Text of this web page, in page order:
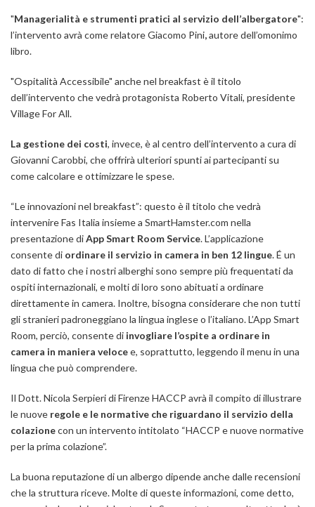
"Managerialità e strumenti pratici al servizio dell’albergatore":
l’intervento avrà come relatore Giacomo Pini,autore dell’omonimo
libro.
"Ospitalità Accessibile" anche nel breakfast è il titolo
dell’intervento che vedrà protagonista Roberto Vitali, presidente
Village For All.
La gestione dei costi, invece, è al centro dell’intervento a cura di
Giovanni Carobbi, che offrirà ulteriori spunti ai partecipanti su
come calcolare e ottimizzare le spese.
“Le innovazioni nel breakfast”: questo è il titolo che vedrà
intervenire Fas Italia insieme a SmartHamster.com nella
presentazione diApp Smart Room Service. L’applicazione
consente di ordinare il servizio in camera in ben 12 lingue. É un
dato di fatto che i nostri alberghi sono sempre più frequentati da
ospiti internazionali, e molti di loro sono abituati a ordinare
direttamente in camera. Inoltre, bisogna considerare che non tutti
gli stranieri padroneggiano la lingua inglese o l’italiano. L’App Smart
Room, perciò, consente di invogliare l’ospite a ordinare in
camera in maniera velocee, soprattutto, leggendo il menu in una
lingua che può comprendere.
Il Dott. Nicola Serpieri di Firenze HACCP avrà il compito di illustrare
le nuove regole e le normative che riguardano il servizio della
colazionecon un intervento intitolato “HACCP e nuove normative
per la prima colazione”.
La buona reputazione di un albergo dipende anche dalle recensioni
che la struttura riceve. Molte di queste informazioni, come detto,